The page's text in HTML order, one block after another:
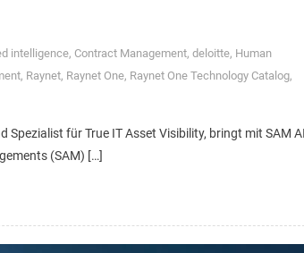
intelligence, Contract Management, deloitte, Human
, Raynet, Raynet One, Raynet One Technology Catalog,
für True IT Asset Visibility, bringt mit SAM
(SAM) […]